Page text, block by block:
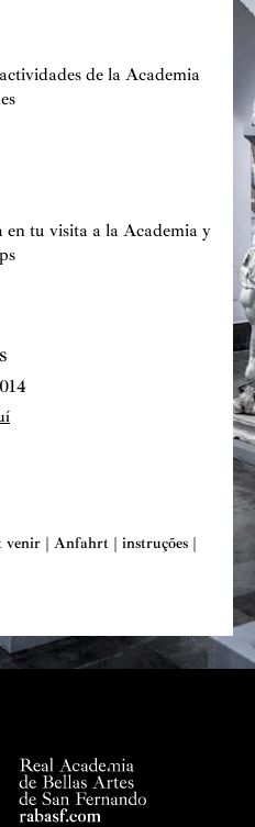
de la Academia
tu visita a la Academia y
venir | Anfahrt | instruções |